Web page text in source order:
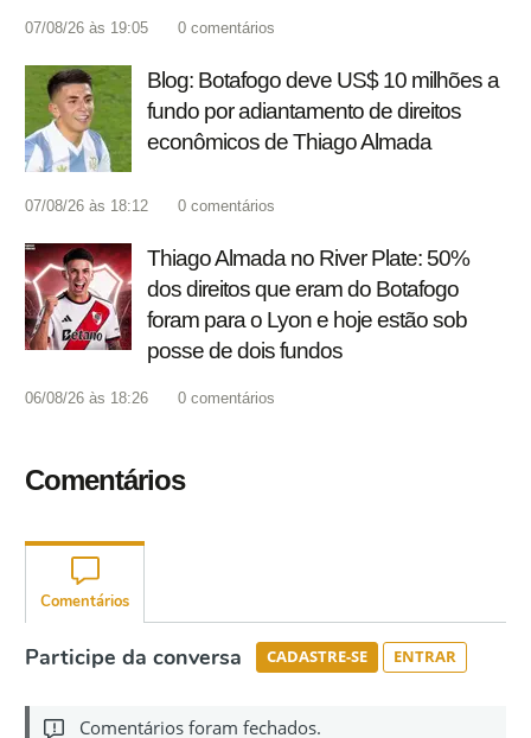
07/08/26 às 19:05 0 comentários
Blog: Botafogo deve US$ 10 milhões a
fundo por adiantamento de direitos
econômicos de Thiago Almada
07/08/26 às 18:12 0 comentários
Thiago Almada no River Plate: 50%
dos direitos que eram do Botafogo
foram para o Lyon e hoje estão sob
posse de dois fundos
06/08/26 às 18:26 0 comentários
Comentários